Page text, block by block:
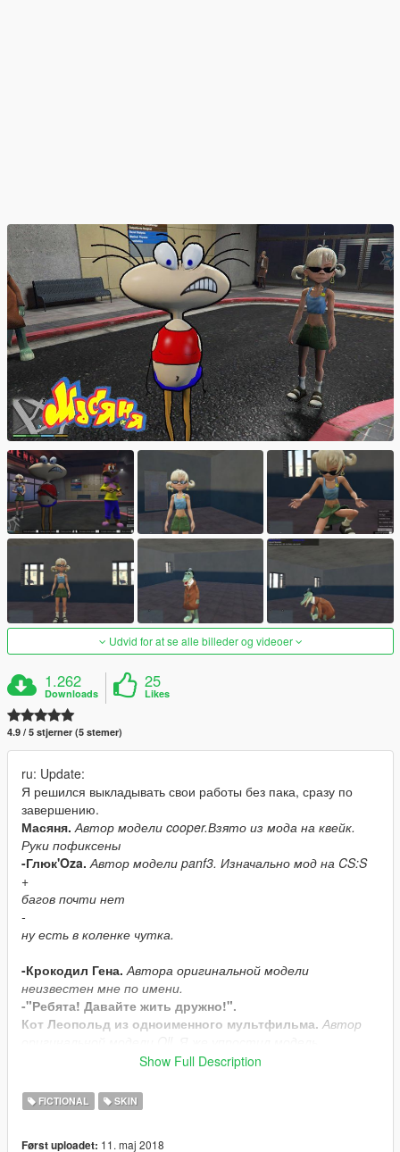
Udvid for at se alle billeder og videoer
1.262
Downloads
25
Likes
4.9 / 5 stjerner (5 stemer)
ru: Update:
Я решился выкладывать свои работы без пака, сразу по
завершению.
Масяня. Автор модели cooper.Взято из мода на квейк.
Руки пофиксены
-Глюк'Oza. Автор модели panf3. Изначально мод на CS:S
+
багов почти нет
-
ну есть в коленке чутка.
-Крокодил Гена. Автора оригинальной модели
неизвестен мне по имени.
-"Ребята! Давайте жить дружно!".
Кот Леопольд из одноименного мультфильма. Автор
сократив количество полигонов и создав новую УВВ-
мультиков, но делаю я всё долго и муторно,и вообще не
обещаю. Хотя...
всё норм в риге
Show Full Description
FICTIONAL SKIN
Først uploadet: 11. maj 2018